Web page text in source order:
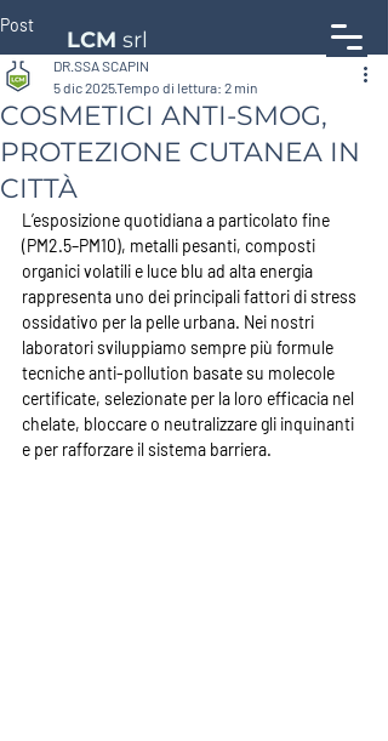
LCM srl
Post
COSMETICI ANTI-SMOG,
PROTEZIONE CUTANEA IN
CITTÀ
DR.SSA SCAPIN
5 dic 2025Tempo di lettura: 2 min
L’esposizione quotidiana a particolato fine
(PM2.5–PM10), metalli pesanti, composti
organici volatili e luce blu ad alta energia
rappresenta uno dei principali fattori di stress
ossidativo per la pelle urbana. Nei nostri
laboratori sviluppiamo sempre più formule
tecniche anti-pollution basate su molecole
certificate, selezionate per la loro efficacia nel
chelate, bloccare o neutralizzare gli inquinanti
e per rafforzare il sistema barriera.